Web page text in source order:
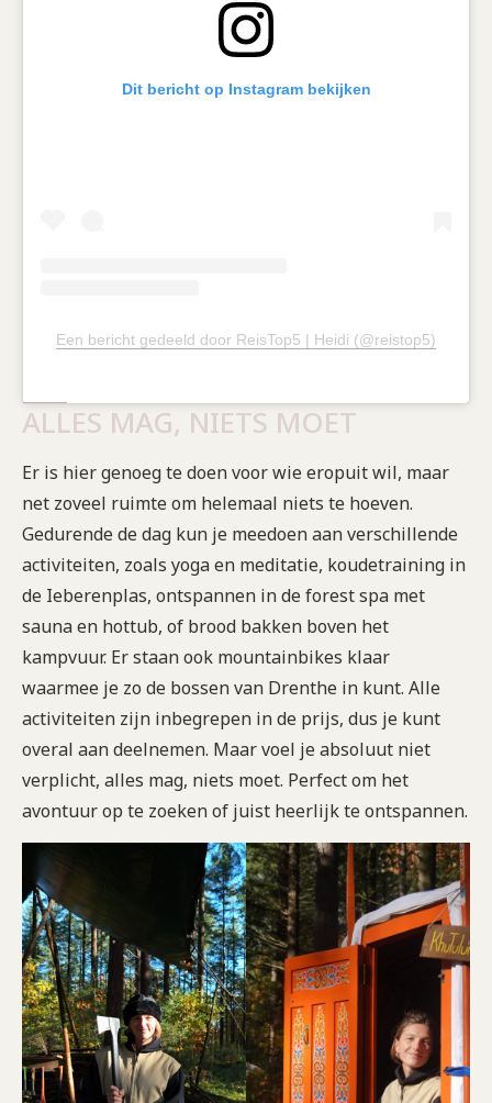
Dit bericht op Instagram bekijken
Een bericht gedeeld door ReisTop5 | Heidi (@reistop5)
ALLES MAG, NIETS MOET
Er is hier genoeg te doen voor wie eropuit wil, maar
net zoveel ruimte om helemaal niets te hoeven.
Gedurende de dag kun je meedoen aan verschillende
activiteiten, zoals yoga en meditatie, koudetraining in
de Ieberenplas, ontspannen in de forest spa met
sauna en hottub, of brood bakken boven het
kampvuur. Er staan ook mountainbikes klaar
waarmee je zo de bossen van Drenthe in kunt. Alle
activiteiten zijn inbegrepen in de prijs, dus je kunt
overal aan deelnemen. Maar voel je absoluut niet
verplicht, alles mag, niets moet. Perfect om het
avontuur op te zoeken of juist heerlijk te ontspannen.